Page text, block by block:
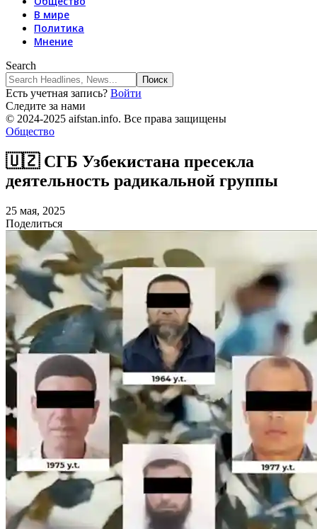
В мире
Политика
Мнение
Search
Есть учетная запись? Войти
Следите за нами
© 2024-2025 aifstan.info. Все права защищены
Общество
🇺🇿 СГБ Узбекистана пресекла
деятельность радикальной группы
25 мая, 2025
Поделиться